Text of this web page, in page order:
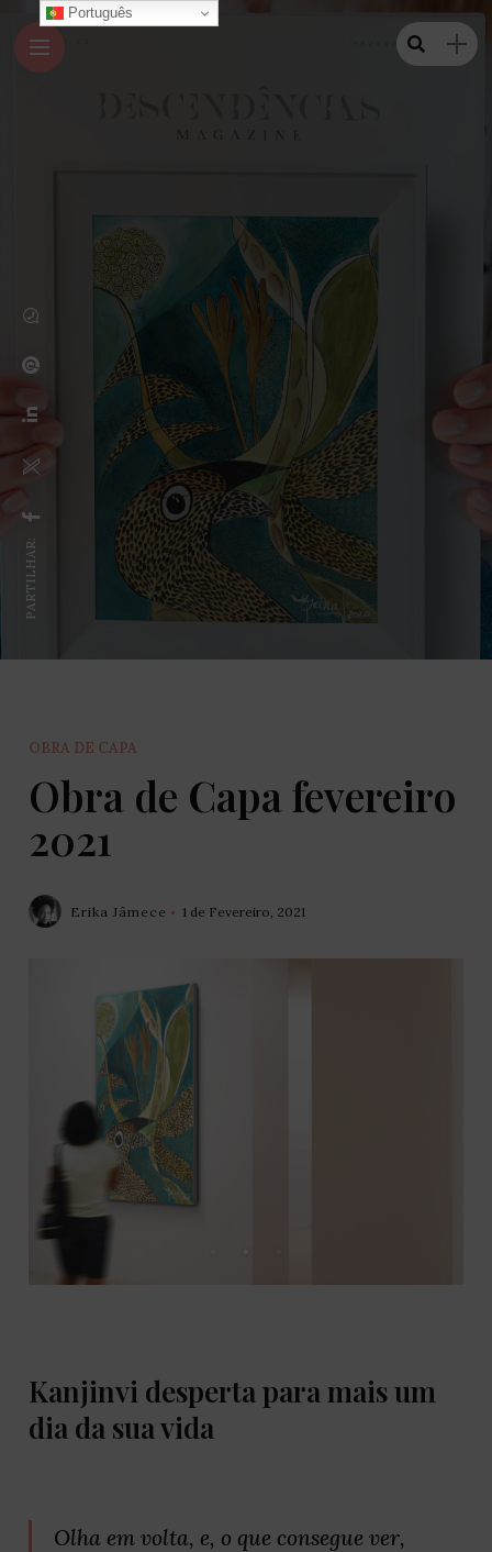
PARTILHAR:
OBRA DE CAPA
Obra de Capa fevereiro
2021
Erika Jâmece 1 de Fevereiro, 2021
Kanjinvi desperta para mais um
dia da sua vida
Olha em volta, e, o que consegue ver,
Português